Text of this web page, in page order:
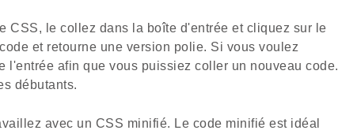
CSS, le collez dans la boîte d'entrée et cliquez sur le
et retourne une version polie. Si vous voulez
l'entrée afin que vous puissiez coller un nouveau code.
débutants.
avec un CSS minifié. Le code minifié est idéal